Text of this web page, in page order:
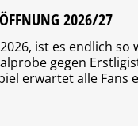
2026/27
ist es endlich so
gegen
erwartet alle Fans
lange vor Anpfiff
seinen